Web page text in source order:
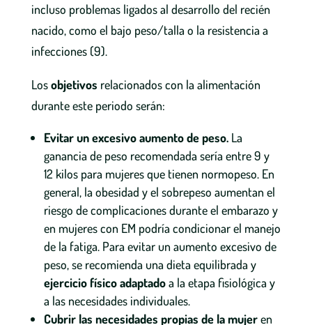
incluso problemas ligados al desarrollo del recién
nacido, como el bajo peso/talla o la resistencia a
infecciones (9).
Losobjetivos relacionados con la alimentación
durante este periodo serán:
Evitar un excesivo aumento de peso. La
ganancia de peso recomendada sería entre 9 y
12 kilos para mujeres que tienen normopeso. En
general, la obesidad y el sobrepeso aumentan el
riesgo de complicaciones durante el embarazo y
en mujeres con EM podría condicionar el manejo
de la fatiga. Para evitar un aumento excesivo de
peso, se recomienda una dieta equilibrada y
ejercicio físico adaptadoa la etapa fisiológica y
a las necesidades individuales.
Cubrir las necesidades propias de la mujeren